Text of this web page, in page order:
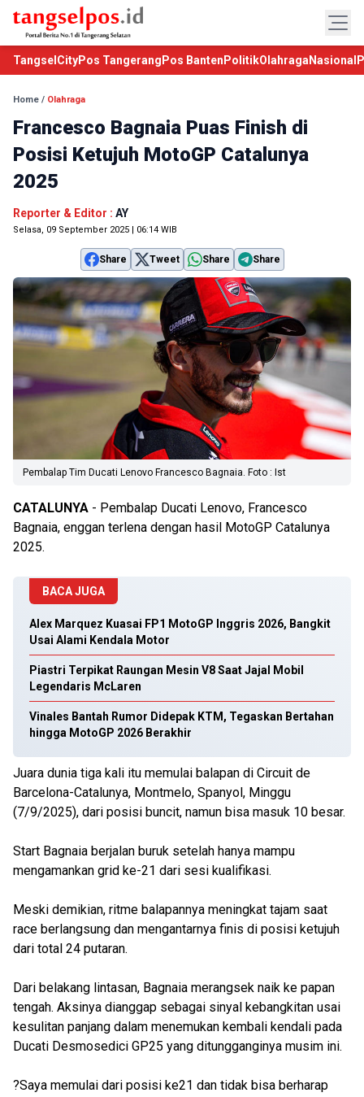
TangselCityPos Tangerang Pos Banten PolitikOlahraga Nasional
Home / Olahraga
Francesco Bagnaia Puas Finish di
Posisi Ketujuh MotoGP Catalunya
2025
Reporter & Editor : AY
Selasa, 09 September 2025 | 06:14 WIB
Share Tweet Share Share
Pembalap Tim Ducati Lenovo Francesco Bagnaia. Foto : Ist
CATALUNYA - Pembalap Ducati Lenovo, Francesco
Bagnaia, enggan terlena dengan hasil MotoGP Catalunya
2025.
BACA JUGA
Alex Marquez Kuasai FP1 MotoGP Inggris 2026, Bangkit
Usai Alami Kendala Motor
Piastri Terpikat Raungan Mesin V8 Saat Jajal Mobil
Legendaris McLaren
Vinales Bantah Rumor Didepak KTM, Tegaskan Bertahan
hingga MotoGP 2026 Berakhir
Juara dunia tiga kali itu memulai balapan di Circuit de
Barcelona-Catalunya, Montmelo, Spanyol, Minggu
(7/9/2025), dari posisi buncit, namun bisa masuk 10 besar.
Start Bagnaia berjalan buruk setelah hanya mampu
mengamankan grid ke-21 dari sesi kualifikasi.
Meski demikian, ritme balapannya meningkat tajam saat
race berlangsung dan mengantarnya finis di posisi ketujuh
dari total 24 putaran.
Dari belakang lintasan, Bagnaia merangsek naik ke papan
tengah. Aksinya dianggap sebagai sinyal kebangkitan usai
kesulitan panjang dalam menemukan kembali kendali pada
Ducati Desmosedici GP25 yang ditungganginya musim ini.
?Saya memulai dari posisi ke21 dan tidak bisa berharap